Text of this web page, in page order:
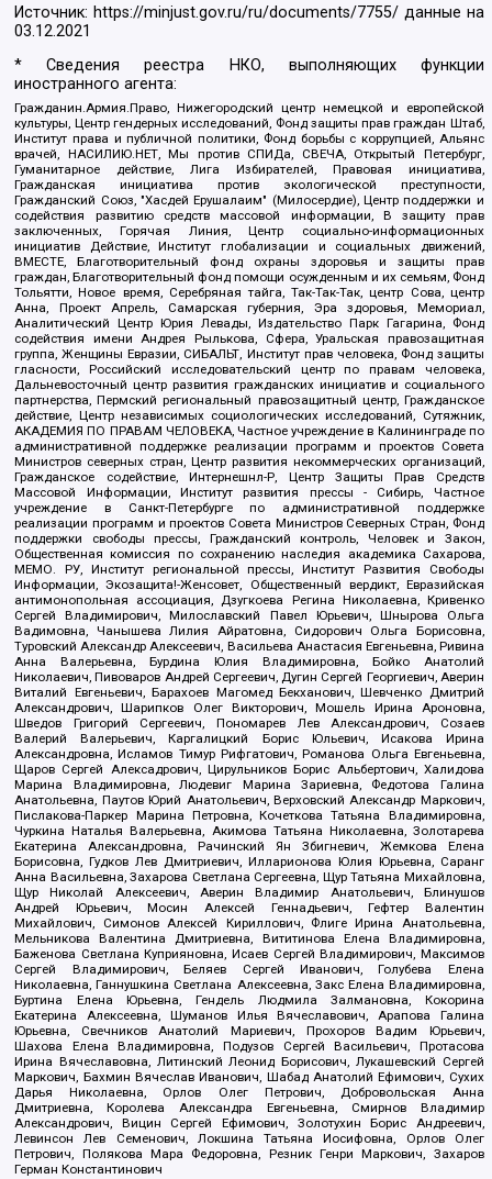
Источник: https://minjust.gov.ru/ru/documents/7755/ данные на
03.12.2021
* Сведения реестра НКО, выполняющих функции
иностранного агента:
Гражданин.Армия.Право, Нижегородский центр немецкой и европейской
культуры, Центр гендерных исследований, Фонд защиты прав граждан Штаб,
Институт права и публичной политики, Фонд борьбы с коррупцией, Альянс
врачей, НАСИЛИЮ.НЕТ, Мы против СПИДа, СВЕЧА, Открытый Петербург,
Гуманитарное действие, Лига Избирателей, Правовая инициатива,
Гражданская инициатива против экологической преступности,
Гражданский Союз, "Хасдей Ерушалаим" (Милосердие), Центр поддержки и
содействия развитию средств массовой информации, В защиту прав
заключенных, Горячая Линия, Центр социально-информационных
инициатив Действие, Институт глобализации и социальных движений,
ВМЕСТЕ, Благотворительный фонд охраны здоровья и защиты прав
граждан, Благотворительный фонд помощи осужденным и их семьям, Фонд
Тольятти, Новое время, Серебряная тайга, Так-Так-Так, центр Сова, центр
Анна, Проект Апрель, Самарская губерния, Эра здоровья, Мемориал,
Аналитический Центр Юрия Левады, Издательство Парк Гагарина, Фонд
содействия имени Андрея Рылькова, Сфера, Уральская правозащитная
группа, Женщины Евразии, СИБАЛЬТ, Институт прав человека, Фонд защиты
гласности, Российский исследовательский центр по правам человека,
Дальневосточный центр развития гражданских инициатив и социального
партнерства, Пермский региональный правозащитный центр, Гражданское
действие, Центр независимых социологических исследований, Сутяжник,
АКАДЕМИЯ ПО ПРАВАМ ЧЕЛОВЕКА, Частное учреждение в Калининграде по
административной поддержке реализации программ и проектов Совета
Министров северных стран, Центр развития некоммерческих организаций,
Гражданское содействие, Интернешнл-Р, Центр Защиты Прав Средств
Массовой Информации, Институт развития прессы - Сибирь, Частное
учреждение в Санкт-Петербурге по административной поддержке
реализации программ и проектов Совета Министров Северных Стран, Фонд
поддержки свободы прессы, Гражданский контроль, Человек и Закон,
Общественная комиссия по сохранению наследия академика Сахарова,
МЕМО. РУ, Институт региональной прессы, Институт Развития Свободы
Информации, Экозащита!-Женсовет, Общественный вердикт, Евразийская
антимонопольная ассоциация, Дзугкоева Регина Николаевна, Кривенко
Сергей Владимирович, Милославский Павел Юрьевич, Шнырова Ольга
Вадимовна, Чанышева Лилия Айратовна, Сидорович Ольга Борисовна,
Туровский Александр Алексеевич, Васильева Анастасия Евгеньевна, Ривина
Анна Валерьевна, Бурдина Юлия Владимировна, Бойко Анатолий
Николаевич, Пивоваров Андрей Сергеевич, Дугин Сергей Георгиевич, Аверин
Виталий Евгеньевич, Барахоев Магомед Бекханович, Шевченко Дмитрий
Александрович, Шарипков Олег Викторович, Мошель Ирина Ароновна,
Шведов Григорий Сергеевич, Пономарев Лев Александрович, Созаев
Валерий Валерьевич, Каргалицкий Борис Юльевич, Исакова Ирина
Александровна, Исламов Тимур Рифгатович, Романова Ольга Евгеньевна,
Щаров Сергей Алексадрович, Цирульников Борис Альбертович, Халидова
Марина Владимировна, Людевиг Марина Зариевна, Федотова Галина
Анатольевна, Паутов Юрий Анатольевич, Верховский Александр Маркович,
Пислакова-Паркер Марина Петровна, Кочеткова Татьяна Владимировна,
Чуркина Наталья Валерьевна, Акимова Татьяна Николаевна, Золотарева
Екатерина Александровна, Рачинский Ян Збигневич, Жемкова Елена
Борисовна, Гудков Лев Дмитриевич, Илларионова Юлия Юрьевна, Саранг
Анна Васильевна, Захарова Светлана Сергеевна, Щур Татьяна Михайловна,
Щур Николай Алексеевич, Аверин Владимир Анатольевич, Блинушов
Андрей Юрьевич, Мосин Алексей Геннадьевич, Гефтер Валентин
Михайлович, Симонов Алексей Кириллович, Флиге Ирина Анатольевна,
Мельникова Валентина Дмитриевна, Вититинова Елена Владимировна,
Баженова Светлана Куприяновна, Исаев Сергей Владимирович, Максимов
Сергей Владимирович, Беляев Сергей Иванович, Голубева Елена
Николаевна, Ганнушкина Светлана Алексеевна, Закс Елена Владимировна,
Буртина Елена Юрьевна, Гендель Людмила Залмановна, Кокорина
Екатерина Алексеевна, Шуманов Илья Вячеславович, Арапова Галина
Юрьевна, Свечников Анатолий Мариевич, Прохоров Вадим Юрьевич,
Шахова Елена Владимировна, Подузов Сергей Васильевич, Протасова
Ирина Вячеславовна, Литинский Леонид Борисович, Лукашевский Сергей
Маркович, Бахмин Вячеслав Иванович, Шабад Анатолий Ефимович, Сухих
Дарья Николаевна, Орлов Олег Петрович, Добровольская Анна
Дмитриевна, Королева Александра Евгеньевна, Смирнов Владимир
Александрович, Вицин Сергей Ефимович, Золотухин Борис Андреевич,
Левинсон Лев Семенович, Локшина Татьяна Иосифовна, Орлов Олег
Петрович, Полякова Мара Федоровна, Резник Генри Маркович, Захаров
Герман Константинович